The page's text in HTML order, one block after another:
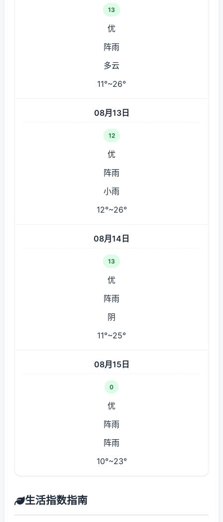
13
优
阵雨
多云
11°~26°
08月13日
12
优
阵雨
小雨
12°~26°
08月14日
13
优
阵雨
阴
11°~25°
08月15日
0
优
阵雨
阵雨
10°~23°
生活指数指南